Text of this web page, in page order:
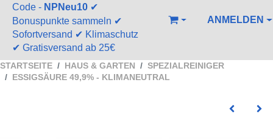
Code - NPNeu10 ✔
Bonuspunkte sammeln ✔
Sofortversand ✔ Klimaschutz
✔ Gratisversand ab 25€
WARENKORBANMELDEN
STARTSEITE HAUS & GARTEN
SPEZIALREINIGER
ESSIGSÄURE 49,9% - KLIMANEUTRAL